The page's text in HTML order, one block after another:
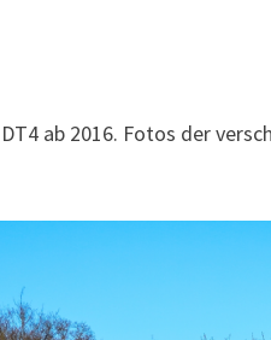
ab 2016. Fotos der